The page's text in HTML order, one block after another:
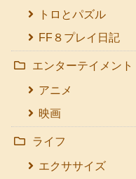
トロとパズル
FF８プレイ日記
エンターテイメント
アニメ
映画
ライフ
エクササイズ